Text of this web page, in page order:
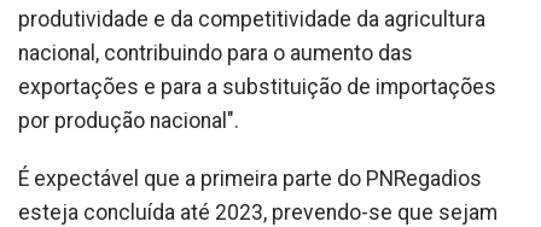
produtividade e da competitividade da agricultura
nacional, contribuindo para o aumento das
exportações e para a substituição de importações
por produção nacional".
É expectável que a primeira parte do PNRegadios
esteja concluída até 2023, prevendo-se que sejam